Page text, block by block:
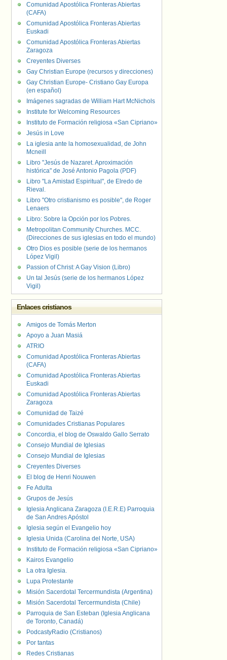
Comunidad Apostólica Fronteras Abiertas
(CAFA)
Comunidad Apostólica Fronteras Abiertas
Euskadi
Comunidad Apostólica Fronteras Abiertas
Zaragoza
Creyentes Diverses
Gay Christian Europe (recursos y direcciones)
Gay Christian Europe- Cristiano Gay Europa
(en español)
Imágenes sagradas de William Hart McNichols
Institute for Welcoming Resources
Instituto de Formación religiosa «San Cipriano»
Jesús in Love
La iglesia ante la homosexualidad, de John
Mcneill
Libro "Jesús de Nazaret. Aproximación
histórica" de José Antonio Pagola (PDF)
Libro "La Amistad Espiritual", de Elredo de
Rieval.
Libro "Otro cristianismo es posible", de Roger
Lenaers
Libro: Sobre la Opción por los Pobres.
Metropolitan Community Churches. MCC.
(Direcciones de sus iglesias en todo el mundo)
Otro Dios es posible (serie de los hermanos
López Vigil)
Passion of Christ: A Gay Vision (Libro)
Un tal Jesús (serie de los hermanos López
Vigil)
Enlaces cristianos
Amigos de Tomás Merton
Apoyo a Juan Masiá
ATRIO
Comunidad Apostólica Fronteras Abiertas
(CAFA)
Comunidad Apostólica Fronteras Abiertas
Euskadi
Comunidad Apostólica Fronteras Abiertas
Zaragoza
Comunidad de Taizé
Comunidades Cristianas Populares
Concordia, el blog de Oswaldo Gallo Serrato
Consejo Mundial de Iglesias
Consejo Mundial de Iglesias
Creyentes Diverses
El blog de Henri Nouwen
Fe Adulta
Grupos de Jesús
Iglesia Anglicana Zaragoza (I.E.R.E) Parroquia
de San Andres Apóstol
Iglesia según el Evangelio hoy
Iglesia Unida (Carolina del Norte, USA)
Instituto de Formación religiosa «San Cipriano»
Kairos Evangelio
La otra Iglesia.
Lupa Protestante
Misión Sacerdotal Tercermundista (Argentina)
Misión Sacerdotal Tercermundista (Chile)
Parroquia de San Esteban (Iglesia Anglicana
de Toronto, Canadá)
PodcastyRadio (Cristianos)
Por tantas
Redes Cristianas